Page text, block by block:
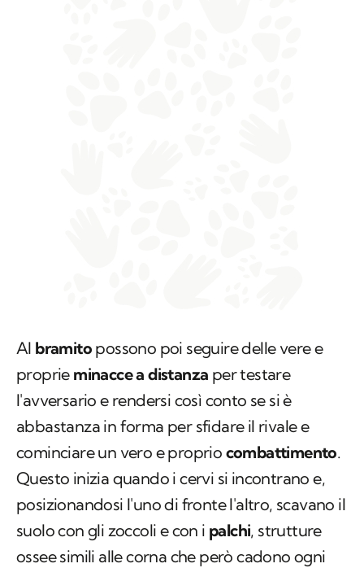
Al bramito possono poi seguire delle vere e
proprie minacce a distanza per testare
l'avversario e rendersi così conto se si è
abbastanza in forma per sfidare il rivale e
cominciare un vero e proprio combattimento.
Questo inizia quando i cervi si incontrano e,
posizionandosi l'uno di fronte l'altro, scavano il
suolo con gli zoccoli e con i palchi, strutture
ossee simili alle corna che però cadono ogni